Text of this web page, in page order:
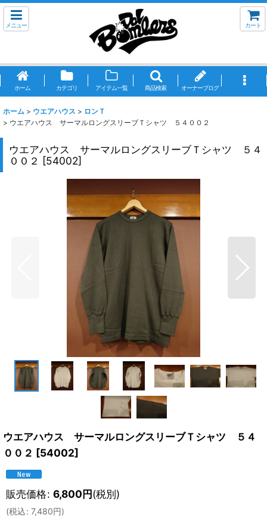
メニュー カート
ホーム カテゴリ アイテム一覧 商品検索 オーナーブログ
ホーム > ウエアハウス > ロンＴ
> ウエアハウス サーマルロングスリーブＴシャツ ５４００２
ウエアハウス サーマルロングスリーブＴシャツ ５４
００２ [54002]
ウエアハウス サーマルロングスリーブＴシャツ ５４
００２ [54002]
販売価格: 6,800円(税別)
(税込: 7,480円)